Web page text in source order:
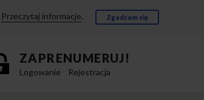
Przeczytaj informacje. Zgadzam się
ZAPRENUMERUJ!
Logowanie Rejestracja